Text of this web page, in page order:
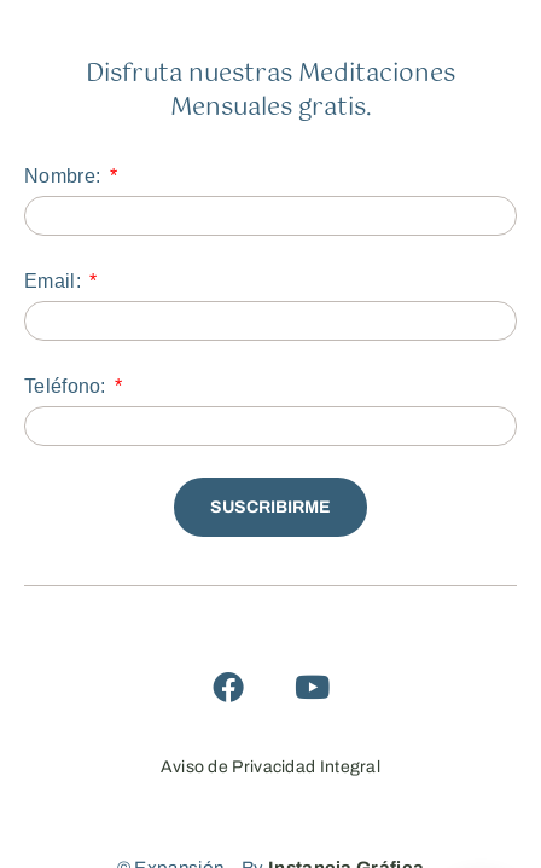
Disfruta nuestras Meditaciones
Mensuales gratis.
Nombre:
Email:
Teléfono:
SUSCRIBIRME
Aviso de Privacidad Integral